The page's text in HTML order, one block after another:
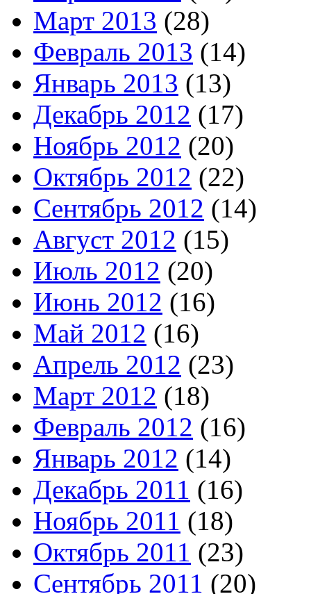
Март 2013 (28)
Февраль 2013 (14)
Январь 2013 (13)
Декабрь 2012 (17)
Ноябрь 2012 (20)
Октябрь 2012 (22)
Сентябрь 2012 (14)
Август 2012 (15)
Июль 2012 (20)
Июнь 2012 (16)
Май 2012 (16)
Апрель 2012 (23)
Март 2012 (18)
Февраль 2012 (16)
Январь 2012 (14)
Декабрь 2011 (16)
Ноябрь 2011 (18)
Октябрь 2011 (23)
Сентябрь 2011 (20)